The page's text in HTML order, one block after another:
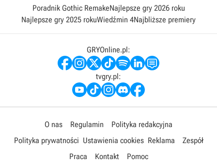
Poradnik Gothic RemakeNajlepsze gry 2026 roku
Najlepsze gry 2025 rokuWiedźmin 4Najbliższe premiery
GRYOnline.pl:
tvgry.pl:
O nas Regulamin
Polityka redakcyjna
Polityka prywatności Ustawienia cookies Reklama
Zespół
Praca
Kontakt Pomoc